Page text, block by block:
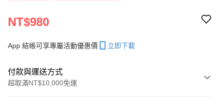
NT$980
App 結帳可享專屬活動優惠價 立即下載
付款與運送方式
超取滿NT$10,000免運